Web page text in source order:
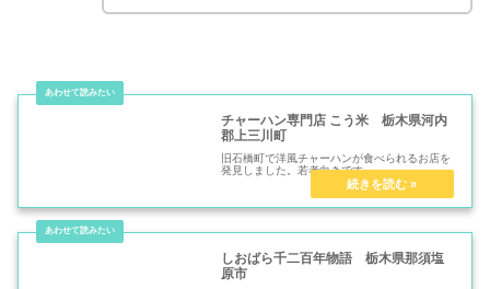
チャーハン専門店 こう米 栃木県河内
郡上三川町
旧石橋町で洋風チャーハンが食べられるお店を
発見しました。若者向きです。
しおばら千二百年物語 栃木県那須塩
原市